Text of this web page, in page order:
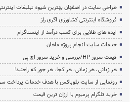
طراحی سایت در اصفهان بهترین شیوه تبلیغات
فروشگاه اینترنتی کشاورزی اگری راز
ایده های طلایی برای کسب درآمد از اینستاگرام
خدمات سایت انجام پروژه ماهان
قیمت سرور HP/بررسی و خرید سرور اچ پی
هر زبانی، هر زمانی، هر کجا، هر جور که راحتید!
رونمایی از سایت بلوباکس با هدف خدمات پرداخت
خرید تلگرام پرمیوم با ارزان ترین قیمت